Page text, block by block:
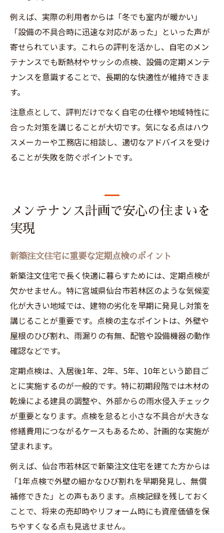
例えば、実際の利用者からは「冬でも室内が暖かい」
「設備の不具合時に迅速な対応があった」といった声が
寄せられています。これらの評判を活かし、自宅のメン
テナンスでも断熱材やサッシの点検、設備の定期メンテ
ナンスを意識することで、長期的な快適性が維持できま
す。
注意点として、評判だけでなく自宅の仕様や地域特性に
合った対策を講じることが大切です。気になる点はハウ
スメーカーや工務店に相談し、適切なアドバイスを受け
ることが失敗を防ぐポイントです。
メンテナンス計画で安心の住まいを
実現
新築注文住宅に重要な定期点検のポイント
新築注文住宅で長く快適に暮らすためには、定期点検が
欠かせません。特に宮城県仙台市若林区のような気候変
化が大きい地域では、建物の劣化を早期に発見し対策を
講じることが重要です。点検の主なポイントは、外壁や
屋根のひび割れ、雨漏りの有無、配管や設備機器の動作
確認などです。
定期点検は、入居後1年、2年、5年、10年という節目ご
とに実施するのが一般的です。特に初期段階では木材の
乾燥による建具の調整や、外部からの雨水侵入チェック
が重要となります。点検を怠ると小さな不具合が大きな
修繕費用につながるケースもあるため、計画的な実施が
望まれます。
例えば、仙台市若林区で新築注文住宅を建てた方からは
「1年点検で外壁の細かなひび割れを早期発見し、無償
補修できた」との声もあります。点検記録を残しておく
ことで、将来の売却時やリフォーム時にも資産価値を保
ちやすくなる点も見逃せません。